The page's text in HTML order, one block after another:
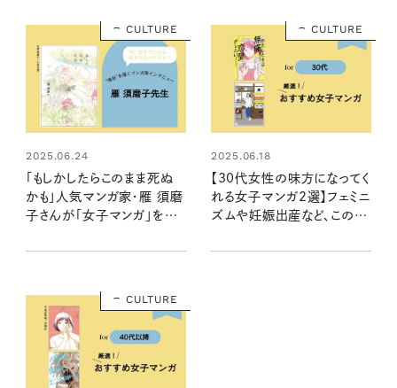
CULTURE
2025.06.24
「もしかしたらこのまま死ぬ
かも」人気マンガ家・雁 須磨
子さんが「女子マンガ」を通
CULTURE
2025.06.18
【30代女性の味方になってく
れる女子マンガ2選】フェミニ
ズムや妊娠出産など、この世
おすすめはコレ！
CULTURE